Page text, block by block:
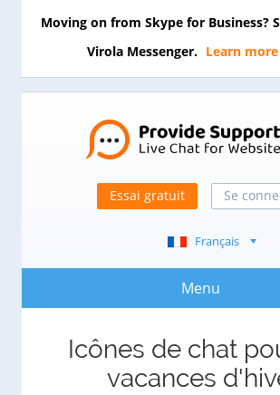
Moving on from Skype for Business?
Virola Messenger. Learn more
Essai gratuit Se
Français
Menu
Icônes de chat
vacances